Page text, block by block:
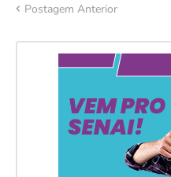
Postagem Anterior